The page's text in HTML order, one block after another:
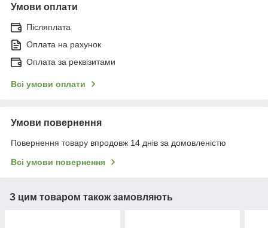
Умови оплати
Післяплата
Оплата на рахунок
Оплата за реквізитами
Всі умови оплати
Умови повернення
Повернення товару впродовж 14 днів за домовленістю
Всі умови повернення
З цим товаром також замовляють